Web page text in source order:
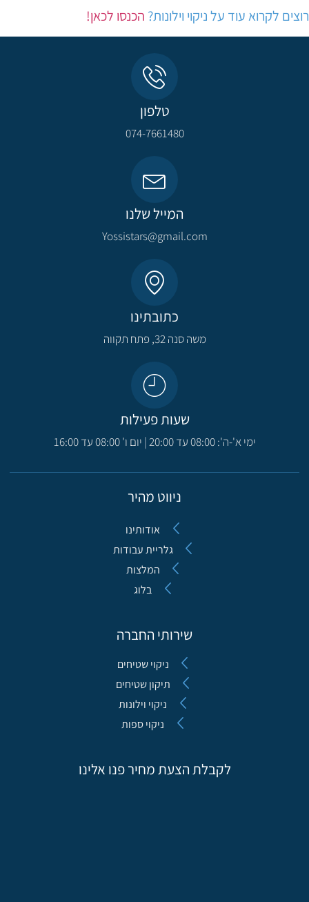
רוצים לקרוא עוד על ניקוי וילונות? הכנסו לכאן!
טלפון
074-7661480
המייל שלנו
Yossistars@gmail.com​
כתובתינו
משה סנה 32, פתח תקווה​
שעות פעילות
ימי א'-ה': 08:00 עד 20:00 | יום ו' 08:00 עד 16:00
ניווט מהיר
אודותינו
גלריית עבודות
המלצות
בלוג
שירותי החברה
ניקוי שטיחים
תיקון שטיחים
ניקוי וילונות
ניקוי ספות
לקבלת הצעת מחיר פנו אלינו